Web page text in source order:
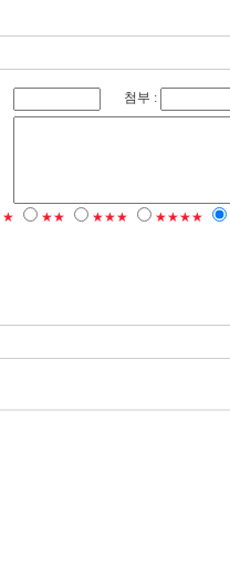
첨부 :
★ ★★ ★★★ ★★★★